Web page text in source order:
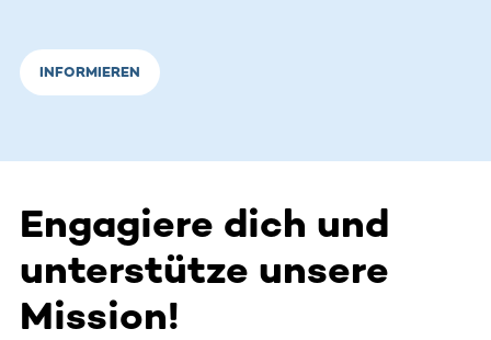
INFORMIEREN
Engagiere dich und
unterstütze unsere
Mission!